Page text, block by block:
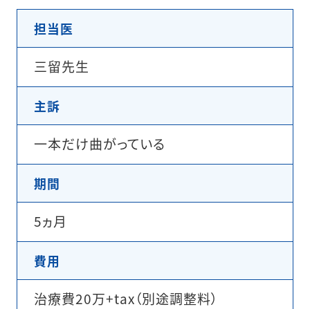
担当医
三留先生
主訴
一本だけ曲がっている
期間
5ヵ月
費用
治療費20万+tax（別途調整料）